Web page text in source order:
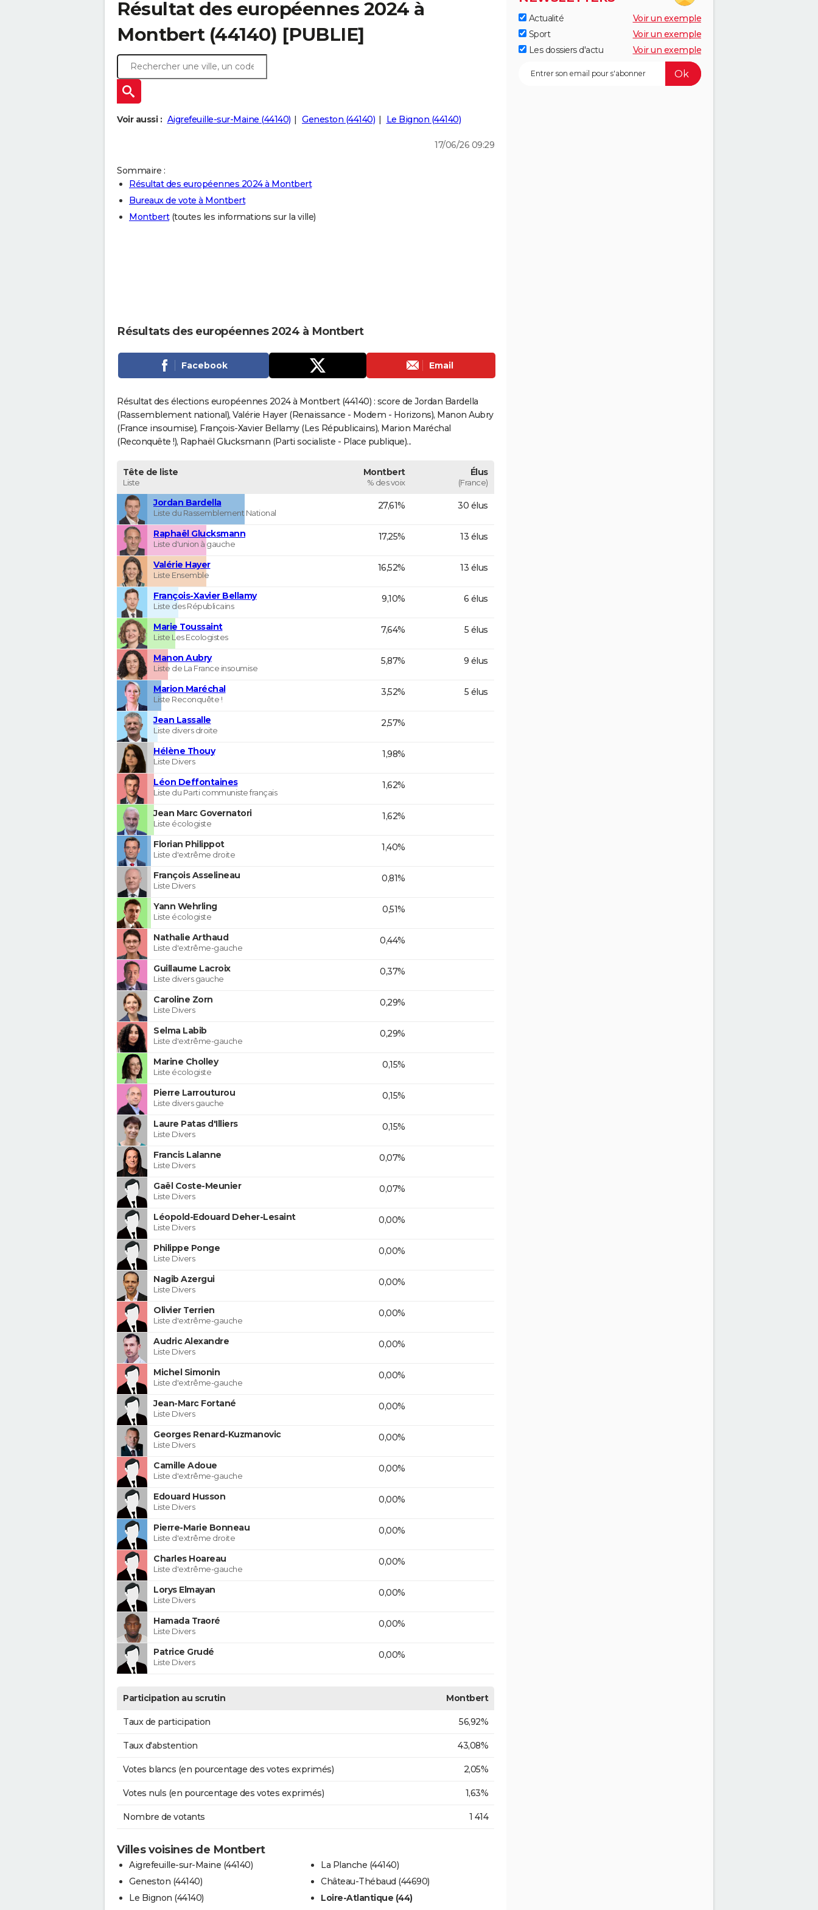
Résultat des européennes 2024 à
Montbert (44140) [PUBLIE]
Voir aussi : Aigrefeuille-sur-Maine (44140) Geneston (44140) Le Bignon (44140)
17/06/26 09:29
Sommaire :
Résultat des européennes 2024 à Montbert
Bureaux de vote à Montbert
Montbert(toutes les informations sur la ville)
Résultats des européennes 2024 à Montbert
Facebook Email
Résultat des élections européennes 2024 à Montbert (44140) : score de Jordan Bardella
(Rassemblement national), Valérie Hayer (Renaissance - Modem - Horizons), Manon Aubry
(France insoumise), François-Xavier Bellamy (Les Républicains), Marion Maréchal
(Reconquête !), Raphaël Glucksmann (Parti socialiste - Place publique)...
Tête de liste
Liste
Montbert
% des voix
Élus
(France)
Jordan Bardella
Liste du Rassemblement National
27,61% 30 élus
Raphaël Glucksmann
Liste d'union à gauche
17,25% 13 élus
Valérie Hayer
Liste Ensemble
16,52% 13 élus
François-Xavier Bellamy
Liste des Républicains
9,10% 6 élus
Marie Toussaint
Liste Les Ecologistes
7,64% 5 élus
Manon Aubry
Liste de La France insoumise
5,87% 9 élus
Marion Maréchal
Liste Reconquête !
3,52% 5 élus
Jean Lassalle
Liste divers droite
2,57%
Hélène Thouy
Liste Divers
1,98%
Léon Deffontaines
Liste du Parti communiste français
1,62%
Jean Marc Governatori
Liste écologiste
1,62%
Florian Philippot
Liste d'extrême droite
1,40%
François Asselineau
Liste Divers
0,81%
Yann Wehrling
Liste écologiste
0,51%
Nathalie Arthaud
Liste d'extrême-gauche
0,44%
Guillaume Lacroix
Liste divers gauche
0,37%
Caroline Zorn
Liste Divers
0,29%
Selma Labib
Liste d'extrême-gauche
0,29%
Marine Cholley
Liste écologiste
0,15%
Pierre Larrouturou
Liste divers gauche
0,15%
Laure Patas d'Illiers
Liste Divers
0,15%
Francis Lalanne
Liste Divers
0,07%
Gaël Coste-Meunier
Liste Divers
0,07%
Léopold-Edouard Deher-Lesaint
Liste Divers
0,00%
Philippe Ponge
Liste Divers
0,00%
Nagib Azergui
Liste Divers
0,00%
Olivier Terrien
Liste d'extrême-gauche
0,00%
Audric Alexandre
Liste Divers
0,00%
Michel Simonin
Liste d'extrême-gauche
0,00%
Jean-Marc Fortané
Liste Divers
0,00%
Georges Renard-Kuzmanovic
Liste Divers
0,00%
Camille Adoue
Liste d'extrême-gauche
0,00%
Edouard Husson
Liste Divers
0,00%
Pierre-Marie Bonneau
Liste d'extrême droite
0,00%
Charles Hoareau
Liste d'extrême-gauche
0,00%
Lorys Elmayan
Liste Divers
0,00%
Hamada Traoré
Liste Divers
0,00%
Patrice Grudé
Liste Divers
0,00%
Participation au scrutin Montbert
Taux de participation 56,92%
Taux d'abstention 43,08%
Votes blancs (en pourcentage des votes exprimés) 2,05%
Votes nuls (en pourcentage des votes exprimés) 1,63%
Nombre de votants 1 414
Villes voisines de Montbert
Aigrefeuille-sur-Maine (44140)
Geneston (44140)
Le Bignon (44140)
La Planche (44140)
Château-Thébaud (44690)
Loire-Atlantique (44)
Actualité
Voir un exemple
Sport
Voir un exemple
Les dossiers d'actu
Voir un exemple